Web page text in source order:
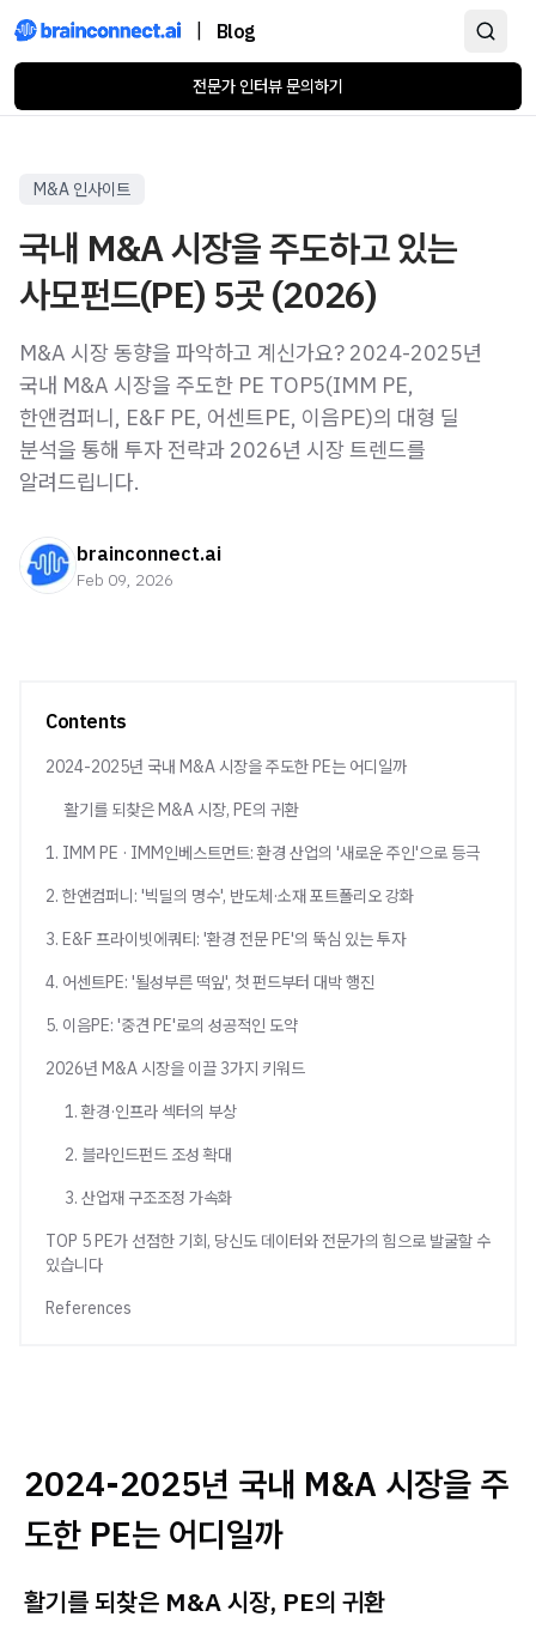
Blog
전문가 인터뷰 문의하기
M&A 인사이트
국내 M&A 시장을 주도하고 있는
사모펀드(PE) 5곳 (2026)
M&A 시장 동향을 파악하고 계신가요? 2024-2025년
국내 M&A 시장을 주도한 PE TOP5(IMM PE,
한앤컴퍼니, E&F PE, 어센트PE, 이음PE)의 대형 딜
분석을 통해 투자 전략과 2026년 시장 트렌드를
알려드립니다.
brainconnect.ai
Feb 09, 2026
Contents
2024-2025년 국내 M&A 시장을 주도한 PE는 어디일까
활기를 되찾은 M&A 시장, PE의 귀환
1. IMM PE · IMM인베스트먼트: 환경 산업의 '새로운 주인'으로 등극
2. 한앤컴퍼니: '빅딜의 명수', 반도체·소재 포트폴리오 강화
3. E&F 프라이빗에쿼티: '환경 전문 PE'의 뚝심 있는 투자
4. 어센트PE: '될성부른 떡잎', 첫 펀드부터 대박 행진
5. 이음PE: '중견 PE'로의 성공적인 도약
2026년 M&A 시장을 이끌 3가지 키워드
1. 환경·인프라 섹터의 부상
2. 블라인드펀드 조성 확대
3. 산업재 구조조정 가속화
TOP 5 PE가 선점한 기회, 당신도 데이터와 전문가의 힘으로 발굴할 수
있습니다
References
2024-2025년 국내 M&A 시장을 주
도한 PE는 어디일까
활기를 되찾은 M&A 시장, PE의 귀환